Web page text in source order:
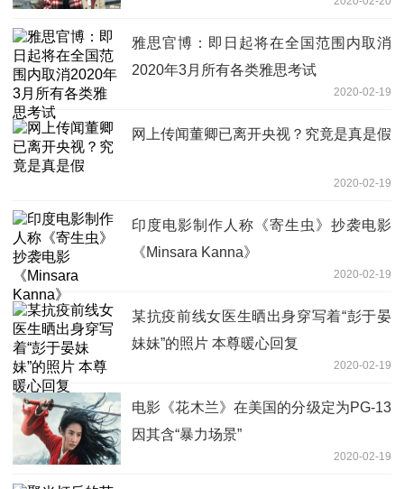
雅思官博：即日起将在全国范围内取消
2020年3月所有各类雅思考试
2020-02-19
网上传闻董卿已离开央视？究竟是真是假
2020-02-19
印度电影制作人称《寄生虫》抄袭电影
《Minsara Kanna》
2020-02-19
某抗疫前线女医生晒出身穿写着“彭于晏
妹妹”的照片 本尊暖心回复
2020-02-19
电影《花木兰》在美国的分级定为PG-13
因其含“暴力场景”
2020-02-19